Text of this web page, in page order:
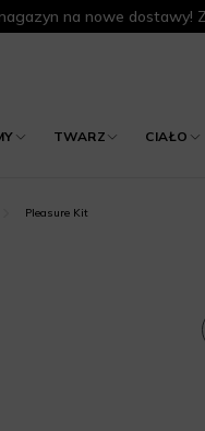
na nowe dostawy!
TWARZ CIAŁO
Pleasure Kit